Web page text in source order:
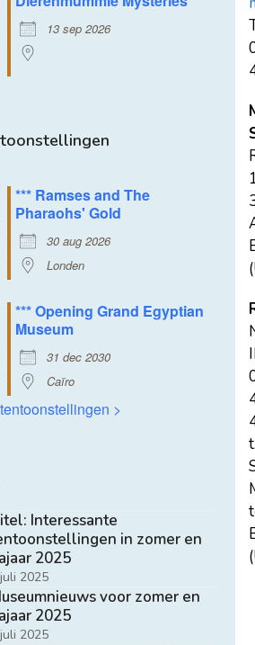
13 sep 2026
*** Ramses and The
Pharaohs' Gold
30 aug 2026
Londen
*** Opening Grand Egyptian
Museum
31 dec 2030
Caïro
>
Interessante
in zomer en
2025
2025
voor zomer en
2025
2025